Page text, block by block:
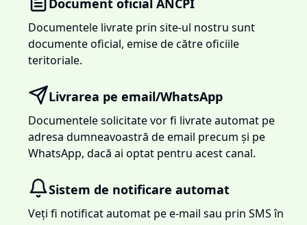
Document oficial ANCPI
Documentele livrate prin site-ul nostru sunt
documente oficial, emise de către oficiile
teritoriale.
Livrarea pe email/WhatsApp
Documentele solicitate vor fi livrate automat pe
adresa dumneavoastră de email precum și pe
WhatsApp, dacă ai optat pentru acest canal.
Sistem de notificare automat
Veți fi notificat automat pe e-mail sau prin SMS în